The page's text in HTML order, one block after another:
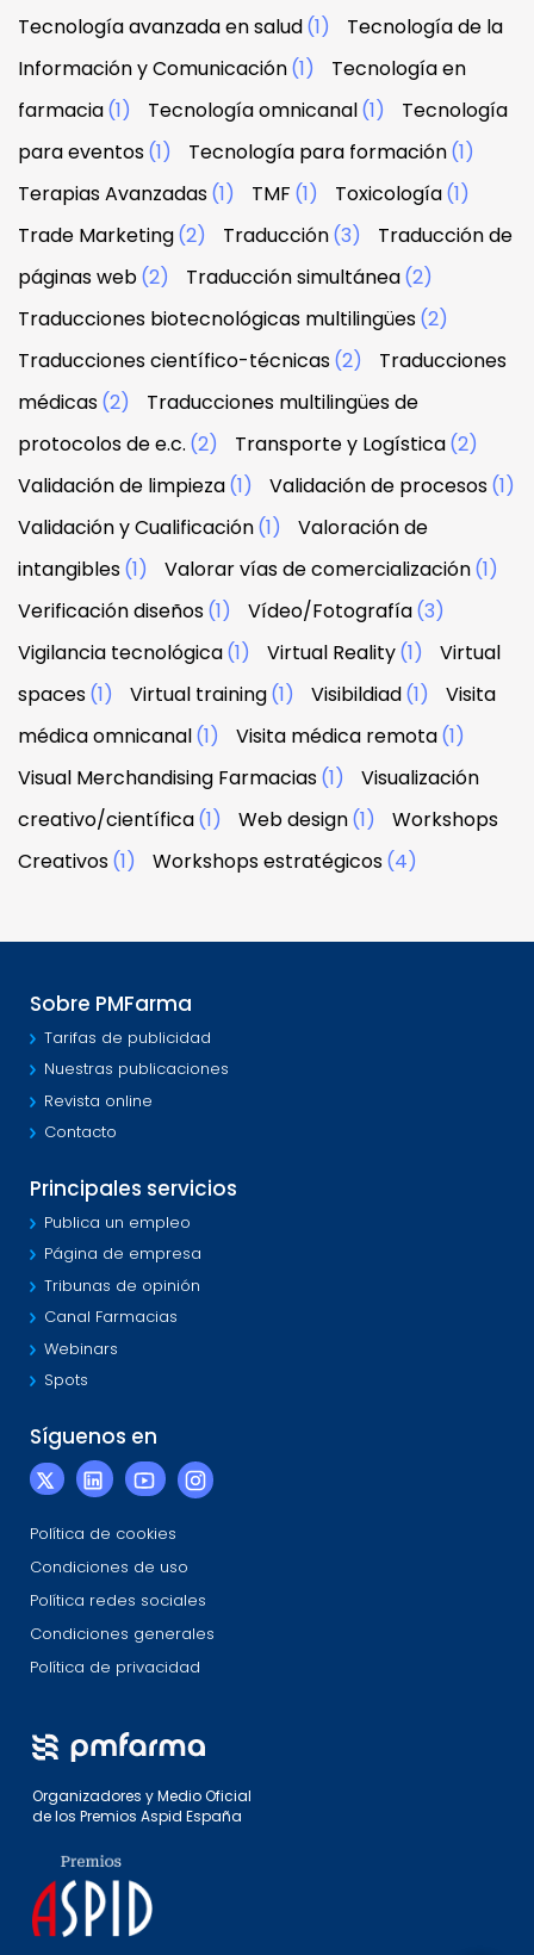
Tecnología avanzada en salud(1)
Tecnología de la
Información y Comunicación(1)
Tecnología en
farmacia(1) Tecnología omnicanal(1)
Tecnología
para eventos(1) Tecnología para formación(1)
Terapias Avanzadas(1) TMF (1) Toxicología(1)
Trade Marketing(2) Traducción(3)
Traducción de
páginas web(2) Traducción simultánea(2)
Traducciones biotecnológicas multilingües(2)
Traducciones científico-técnicas(2)
Traducciones
médicas(2)
Traducciones multilingües de
protocolos de e.c. (2) Transporte y Logística(2)
Validación de limpieza(1) Validación de procesos(1)
Validación y Cualificación(1)
Valoración de
intangibles(1) Valorar vías de comercialización(1)
Verificación diseños(1) Vídeo/Fotografía(3)
Vigilancia tecnológica(1) Virtual Reality(1)
Virtual
spaces(1) Virtual training(1) Visibildiad(1)
Visita
médica omnicanal(1) Visita médica remota(1)
Visual Merchandising Farmacias(1)
Visualización
creativo/científica(1) Web design(1)
Workshops
Creativos(1) Workshops estratégicos(4)
Sobre PMFarma
Tarifas de publicidad
Nuestras publicaciones
Revista online
Contacto
Principales servicios
Publica un empleo
Página de empresa
Tribunas de opinión
Canal Farmacias
Webinars
Spots
Síguenos en
Política de cookies
Condiciones de uso
Política redes sociales
Condiciones generales
Política de privacidad
Organizadores y Medio Oficial
de los Premios Aspid España